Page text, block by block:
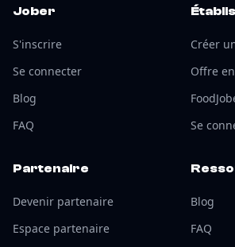
Jober
S'inscrire
Se connecter
Blog
FAQ
Créer
Offre
Se
Partenaire
Devenir partenaire
Espace partenaire
Blog
FAQ